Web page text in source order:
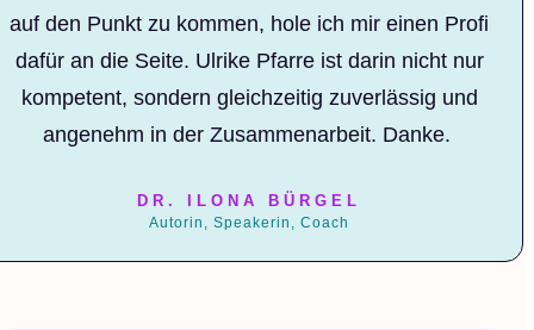
auf den Punkt zu kommen, hole ich mir einen Profi
dafür an die Seite. Ulrike Pfarre ist darin nicht nur
kompetent, sondern gleichzeitig zuverlässig und
angenehm in der Zusammenarbeit. Danke.
DR. ILONA BÜRGEL
Autorin, Speakerin, Coach